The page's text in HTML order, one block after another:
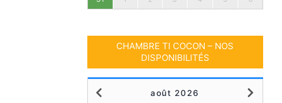
CHAMBRE TI COCON – NOS
DISPONIBILITÉS
août 2026